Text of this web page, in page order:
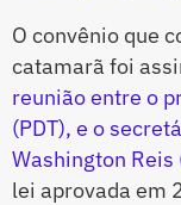
O convênio que
catamarã foi
reunião entre o
(PDT), e o
Washington Reis
lei aprovada em